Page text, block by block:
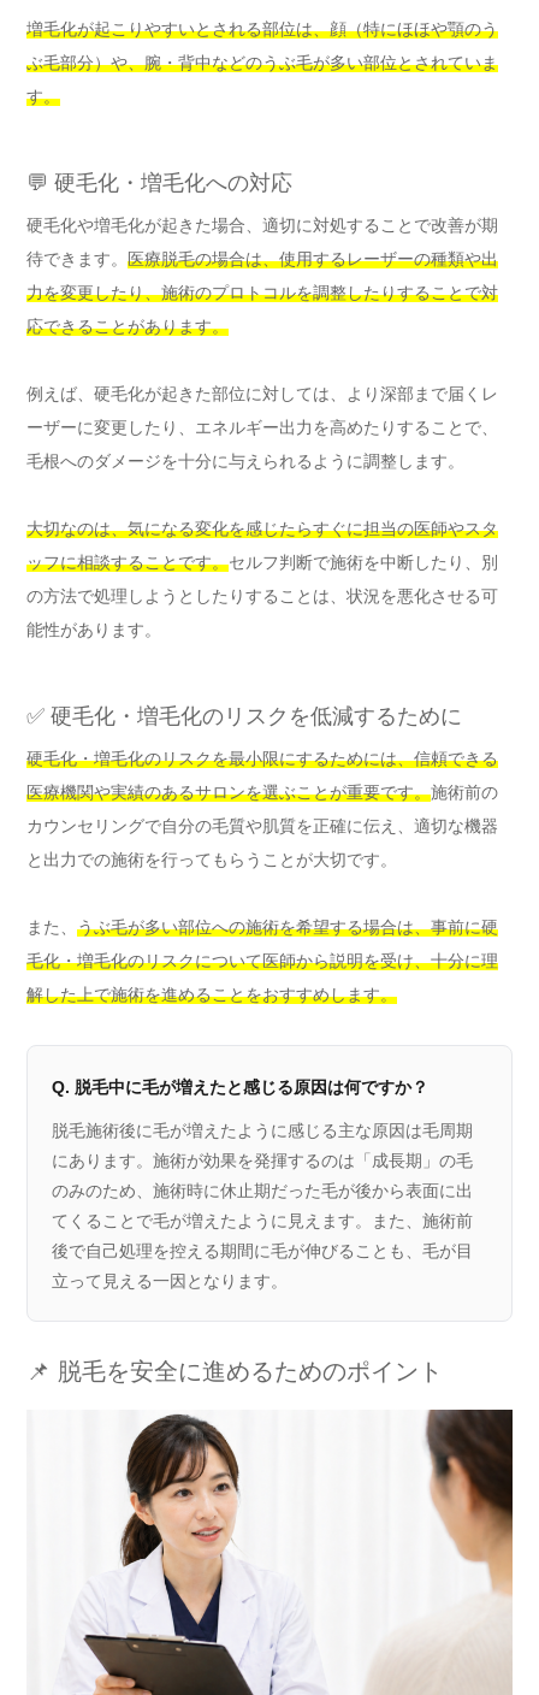
増毛化が起こりやすいとされる部位は、顔（特にほほや顎のう
ぶ毛部分）や、腕・背中などのうぶ毛が多い部位とされていま
す。
💬 硬毛化・増毛化への対応
硬毛化や増毛化が起きた場合、適切に対処することで改善が期
待できます。 医療脱毛の場合は、使用するレーザーの種類や出
力を変更したり、施術のプロトコルを調整したりすることで対
応できることがあります。
例えば、硬毛化が起きた部位に対しては、より深部まで届くレ
ーザーに変更したり、エネルギー出力を高めたりすることで、
毛根へのダメージを十分に与えられるように調整します。
大切なのは、気になる変化を感じたらすぐに担当の医師やスタ
ッフに相談することです。セルフ判断で施術を中断したり、別
の方法で処理しようとしたりすることは、状況を悪化させる可
能性があります。
✅ 硬毛化・増毛化のリスクを低減するために
硬毛化・増毛化のリスクを最小限にするためには、信頼できる
医療機関や実績のあるサロンを選ぶことが重要です。施術前の
カウンセリングで自分の毛質や肌質を正確に伝え、適切な機器
と出力での施術を行ってもらうことが大切です。
また、 うぶ毛が多い部位への施術を希望する場合は、事前に硬
毛化・増毛化のリスクについて医師から説明を受け、十分に理
解した上で施術を進めることをおすすめします。
Q. 脱毛中に毛が増えたと感じる原因は何ですか？
脱毛施術後に毛が増えたように感じる主な原因は毛周期
にあります。施術が効果を発揮するのは「成長期」の毛
のみのため、施術時に休止期だった毛が後から表面に出
てくることで毛が増えたように見えます。また、施術前
後で自己処理を控える期間に毛が伸びることも、毛が目
立って見える一因となります。
📌 脱毛を安全に進めるためのポイント